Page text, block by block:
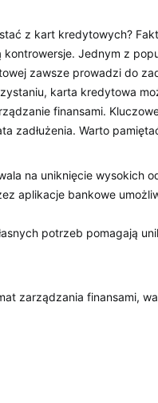
z kart kredytowych?
Jednym z
zawsze prowadzi do
karta kredytowa
finansami.
zadłużenia. Warto
na uniknięcie wysokich
aplikacje bankowe
potrzeb pomagają
zarządzania finansami,